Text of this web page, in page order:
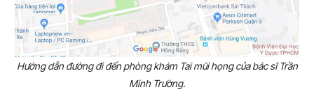
Hướng dẫn đường đi đến phòng khám Tai mũi họng của bác sĩ Trần
Minh Trường.